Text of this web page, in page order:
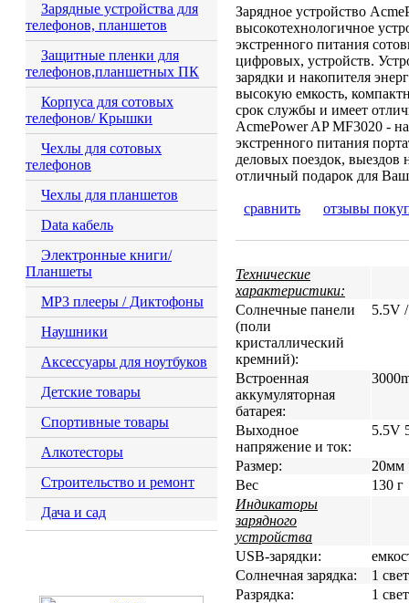
Зарядные устройства для
телефонов, планшетов
Защитные пленки для
телефонов,планшетных ПК
Корпуса для сотовых
телефонов/ Крышки
Чехлы для сотовых
телефонов
Чехлы для планшетов
Data кабель
Электронные книги/
Планшеты
MP3 плееры / Диктофоны
Наушники
Аксессуары для ноутбуков
Детские товары
Спортивные товары
Алкотесторы
Строительство и ремонт
Дача и сад
Зарядное устройство
высокотехнологичное
экстренного питания
цифровых, устройств.
зарядки и накопителя
высокую емкость,
срок службы и имеет
AcmePower AP MF3020 -
экстренного питания
деловых поездок, выездов
отличный подарок для
сравнить отзывы
Технические
характеристики:
Солнечные панели
(поли
кристаллический
кремний):
5.5V
Встроенная
аккумуляторная
батарея:
Выходное
напряжение и ток:
5.5V
Размер:
20мм
Вес
130 г
Индикаторы
зарядного
устройства
USB-зарядки:
Солнечная зарядка:
1
Разрядка:
1